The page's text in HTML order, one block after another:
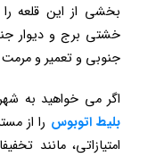
بخشی از این قلعه
خشتی برج و دیوار
جنوبی و تعمیر و
اگر می خواهید به
بلیط اتوبوس را از
امتیازاتی، مانند